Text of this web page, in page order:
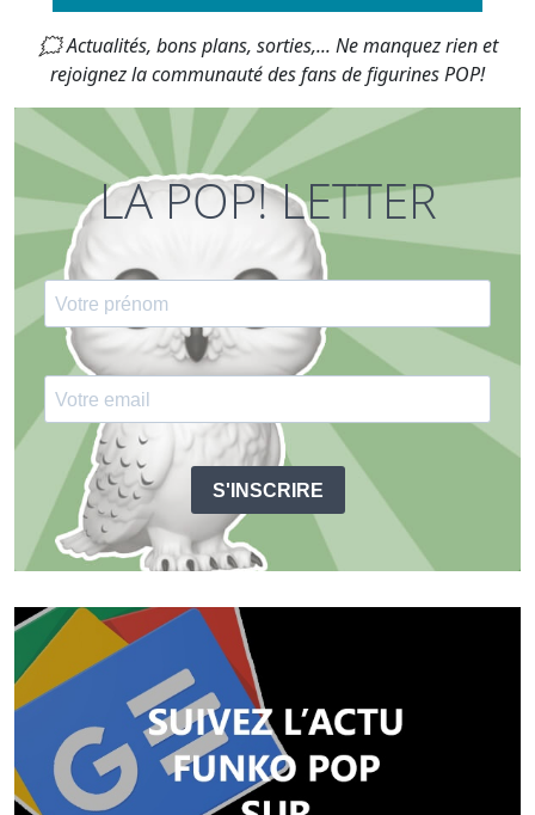
🗯 Actualités, bons plans, sorties,... Ne manquez rien et
rejoignez la communauté des fans de figurines POP!
LA POP! LETTER
S'INSCRIRE